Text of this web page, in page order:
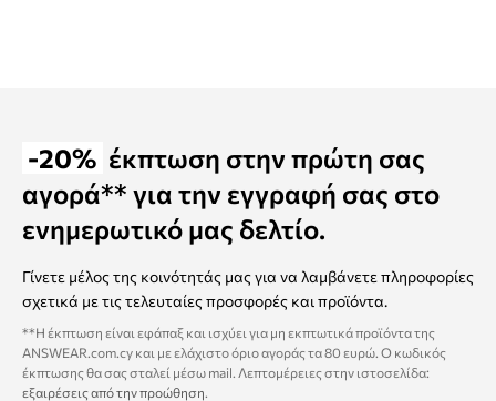
-20% έκπτωση στην πρώτη σας
αγορά** για την εγγραφή σας στο
ενημερωτικό μας δελτίο.
Γίνετε μέλος της κοινότητάς μας για να λαμβάνετε πληροφορίες
σχετικά με τις τελευταίες προσφορές και προϊόντα.
**Η έκπτωση είναι εφάπαξ και ισχύει για μη εκπτωτικά προϊόντα της
ANSWEAR.com.cy και με ελάχιστο όριο αγοράς τα 80 ευρώ. Ο κωδικός
έκπτωσης θα σας σταλεί μέσω mail. Λεπτομέρειες στην ιστοσελίδα:
εξαιρέσεις από την προώθηση